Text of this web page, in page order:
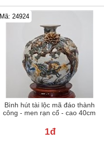
Bình hút tài lộc mã đáo thành
công - men rạn cổ - cao 40cm
Mã: 24924
1đ